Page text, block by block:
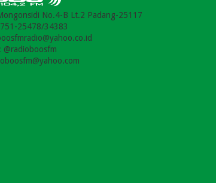
No.4-B Lt.2 Padang-25117
25478/34383
@radioboosfm